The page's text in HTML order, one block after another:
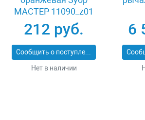
МАСТЕР 11090_z01
212 руб.
Сообщить о поступлении
Нет в наличии
6